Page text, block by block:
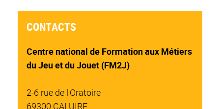
CONTACTS
Centre national de Formation aux Métiers
du Jeu et du Jouet (FM2J)
2-6 rue de l'Oratoire
69300 CALUIRE